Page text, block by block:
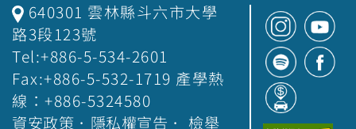
640301 雲林縣斗六市大學
路3段123號
Tel:+886-5-534-2601
Fax:+886-5-532-1719 產學熱
線：+886-5324580
資安政策 ． 隱私權宣告 ． 檢舉